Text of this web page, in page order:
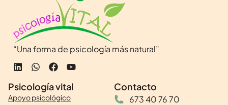
“Una forma de psicología más natural”
Psicología vital
Apoyo psicológico
Contacto
673 40 76 70